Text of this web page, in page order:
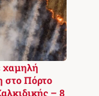
χαμηλή
στο Πόρτο
– 8